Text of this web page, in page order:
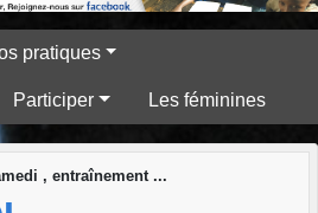
pratiques
Participer Les féminines
, entraînement ...